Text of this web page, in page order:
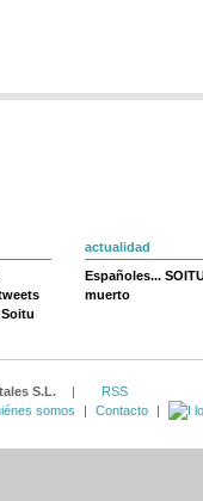
actualidad
Españoles...
muerto
S.L. |
RSS
somos | Contacto |